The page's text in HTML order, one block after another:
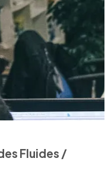
Fluides /